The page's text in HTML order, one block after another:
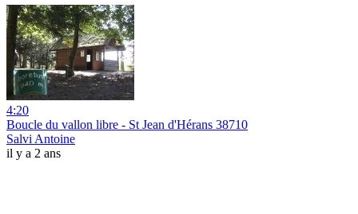
4:20
Boucle du vallon libre - St Jean d'Hérans 38710
Salvi Antoine
il y a 2 ans